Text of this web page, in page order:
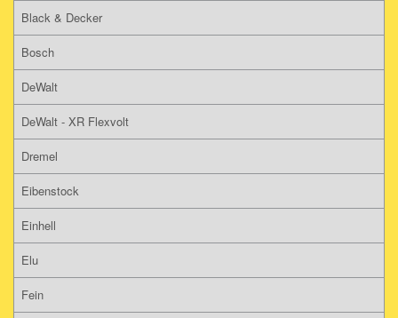
Black & Decker
Bosch
DeWalt
DeWalt - XR Flexvolt
Dremel
Eibenstock
Einhell
Elu
Fein